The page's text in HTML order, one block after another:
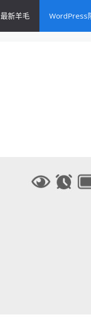
最新羊毛 WordPress